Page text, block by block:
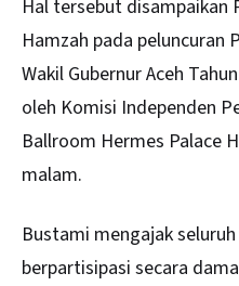
Hal tersebut disampaikan
Hamzah pada peluncuran
Wakil Gubernur Aceh
oleh Komisi Independen
Ballroom Hermes Palace
malam.
Bustami mengajak
berpartisipasi secara